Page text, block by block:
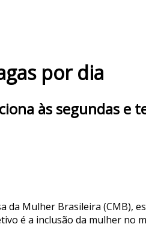
por dia
às segundas e
da Mulher Brasileira (CMB),
é a inclusão da mulher no